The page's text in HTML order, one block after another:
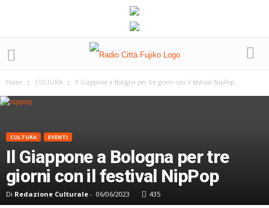
Home CULTURA Il Giappone a Bologna per tre giorni con il festival NipPop
CULTURA EVENTI
Il Giappone a Bologna per tre
giorni con il festival NipPop
Di Redazione Culturale - 06/06/2023 435